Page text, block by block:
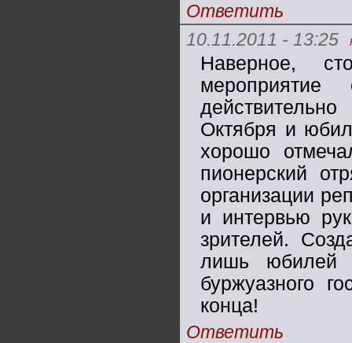
Ответить
10.11.2011 - 13:25
Наверное,
Октября и
хорошо
пионерский
организации
и интервью
зрителей.
лишь юбилей
буржуазного
конца!
Ответить